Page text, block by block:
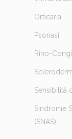
Orticaria
Psoriasi
Rino-
Sensibilità
Sindrome
(SNAS)